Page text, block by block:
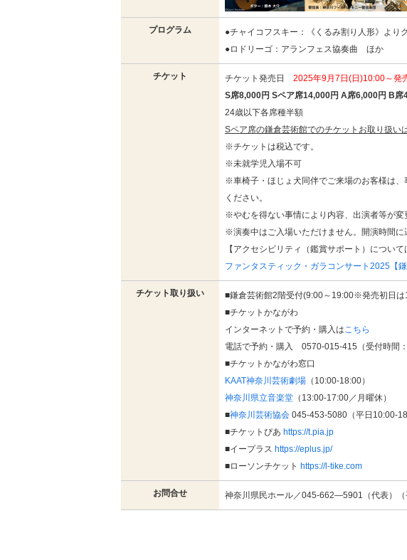
プログラム
●チャイコフスキー：《くるみ割り人形》より
●ロドリーゴ：アランフェス協奏曲 ほか
チケット チケット発売日 2025年9月7日(日)10:00～発
S席8,000円 Sペア席14,000円 A席6,000円 B席
24歳以下各席種半額
Sペア席の鎌倉芸術館でのチケットお取り扱い
※チケットは税込です。
※未就学児入場不可
※車椅子・ほじょ犬同伴でご来場のお客様は
ください。
※やむを得ない事情により内容、出演者等が変
※演奏中はご入場いただけません。開演時間に
【アクセシビリティ（鑑賞サポート）につい
ファンタスティック・ガラコンサート2025【
チケット取り扱い
■鎌倉芸術館2階受付(9:00～19:00※発売初日は
■チケットかながわ
インターネットで予約・購入は こちら
電話で予約・購入 0570-015-415（受付時間
■チケットかながわ窓口
KAAT神奈川芸術劇場 （10:00-18:00）
神奈川県立音楽堂 （13:00-17:00／月曜休）
■神奈川芸術協会 045-453-5080（平日10:00-
■チケットぴあ https://t.pia.jp
■イープラス https://eplus.jp/
■ローソンチケット https://l-tike.com
お問合せ 神奈川県民ホール／045‐662—5901（代表）（